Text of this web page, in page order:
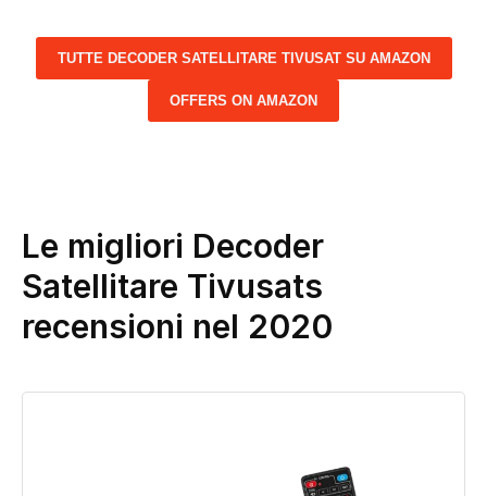
TUTTE DECODER SATELLITARE TIVUSAT SU AMAZON
OFFERS ON AMAZON
Le migliori Decoder
Satellitare Tivusats
recensioni nel 2020